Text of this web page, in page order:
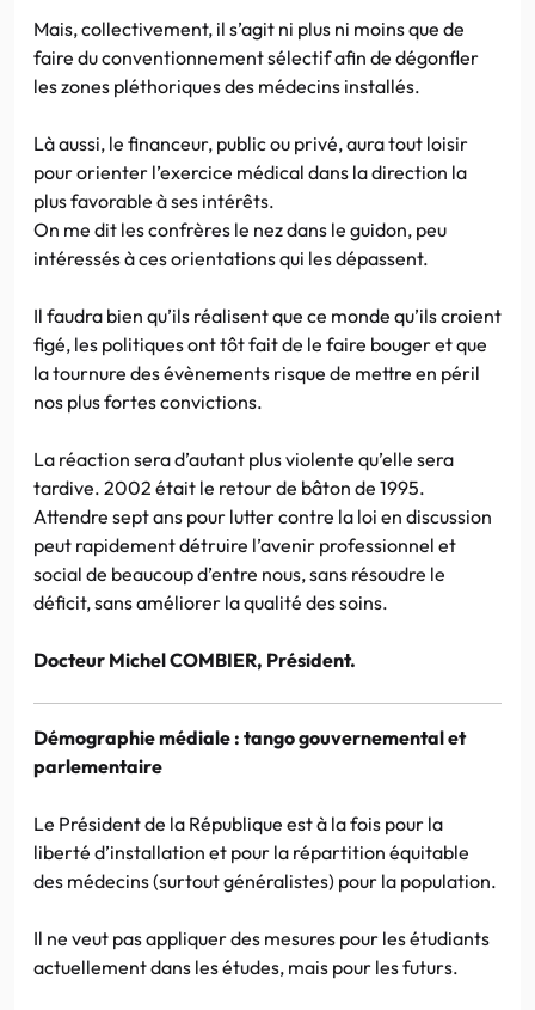
Mais, collectivement, il s’agit ni plus ni moins que de
faire du conventionnement sélectif afin de dégonfler
les zones pléthoriques des médecins installés.
Là aussi, le financeur, public ou privé, aura tout loisir
pour orienter l’exercice médical dans la direction la
plus favorable à ses intérêts.
On me dit les confrères le nez dans le guidon, peu
intéressés à ces orientations qui les dépassent.
Il faudra bien qu’ils réalisent que ce monde qu’ils croient
figé, les politiques ont tôt fait de le faire bouger et que
la tournure des évènements risque de mettre en péril
nos plus fortes convictions.
La réaction sera d’autant plus violente qu’elle sera
tardive. 2002 était le retour de bâton de 1995.
Attendre sept ans pour lutter contre la loi en discussion
peut rapidement détruire l’avenir professionnel et
social de beaucoup d’entre nous, sans résoudre le
déficit, sans améliorer la qualité des soins.
Docteur Michel COMBIER, Président.
Démographie médiale : tango gouvernemental et
parlementaire
Le Président de la République est à la fois pour la
liberté d’installation et pour la répartition équitable
des médecins (surtout généralistes) pour la population.
Il ne veut pas appliquer des mesures pour les étudiants
actuellement dans les études, mais pour les futurs.